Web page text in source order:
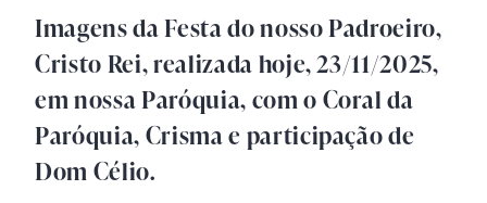
Imagens da Festa do nosso Padroeiro,
Cristo Rei, realizada hoje, 23/11/2025,
em nossa Paróquia, com o Coral da
Paróquia, Crisma e participação de
Dom Célio.